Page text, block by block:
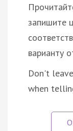
запишите
варианту
Don't
when